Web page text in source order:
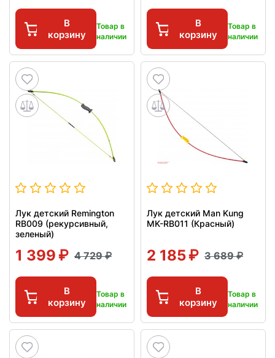
В
корзину
Товар в
наличии
В
корзину
Товар в
наличии
Лук детский Remington
RB009 (рекурсивный,
зеленый)
1 399 4 729
В
корзину
Товар в
наличии
Лук детский Man Kung
MK-RB011 (Красный)
2 185 3 689
В
корзину
Товар в
наличии